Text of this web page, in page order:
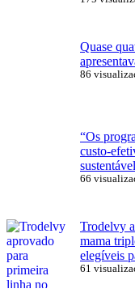
Quase
86
“Os
custo-
66
Trodelvy
mama
elegíveis
61